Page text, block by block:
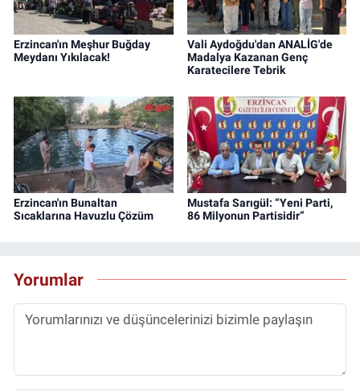
Erzincan'ın Meşhur Buğday
Meydanı Yıkılacak!
Vali Aydoğdu'dan ANALİG'de
Madalya Kazanan Genç
Karatecilere Tebrik
Erzincan'ın Bunaltan
Sıcaklarına Havuzlu Çözüm
Mustafa Sarıgül: “Yeni Parti,
86 Milyonun Partisidir”
Yorumlar